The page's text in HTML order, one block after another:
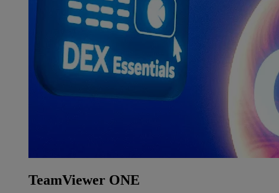
TeamViewer ONE